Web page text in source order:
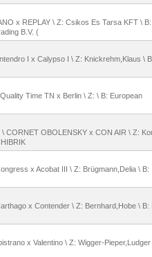
x REPLAY \ Z: Csikos Es Tarsa KFT \ B:
B.V. (
I x Calypso I \ Z: Knickrehm,Klaus \
Time TN x Berlin \ Z: \ B: European
CORNET OBOLENSKY x CON AIR \ Z:
x Acobat III \ Z: Brügmann,Delia \ B:
x Contender \ Z: Bernhard,Hobe \ B:
x Valentino \ Z: Wigger-Pieper,Ludger